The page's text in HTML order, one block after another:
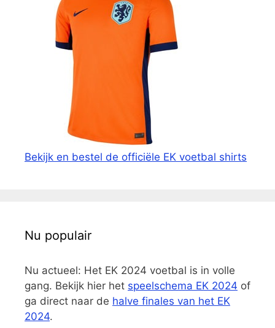
Bekijk en bestel de officiële EK voetbal shirts
Nu populair
Nu actueel: Het EK 2024 voetbal is in volle
gang. Bekijk hier het speelschema EK 2024 of
ga direct naar de halve finales van het EK
2024.